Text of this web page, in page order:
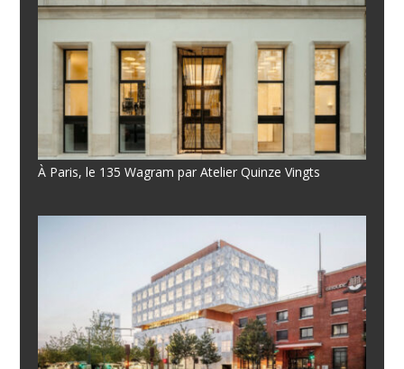
À Paris, le 135 Wagram par Atelier Quinze Vingts